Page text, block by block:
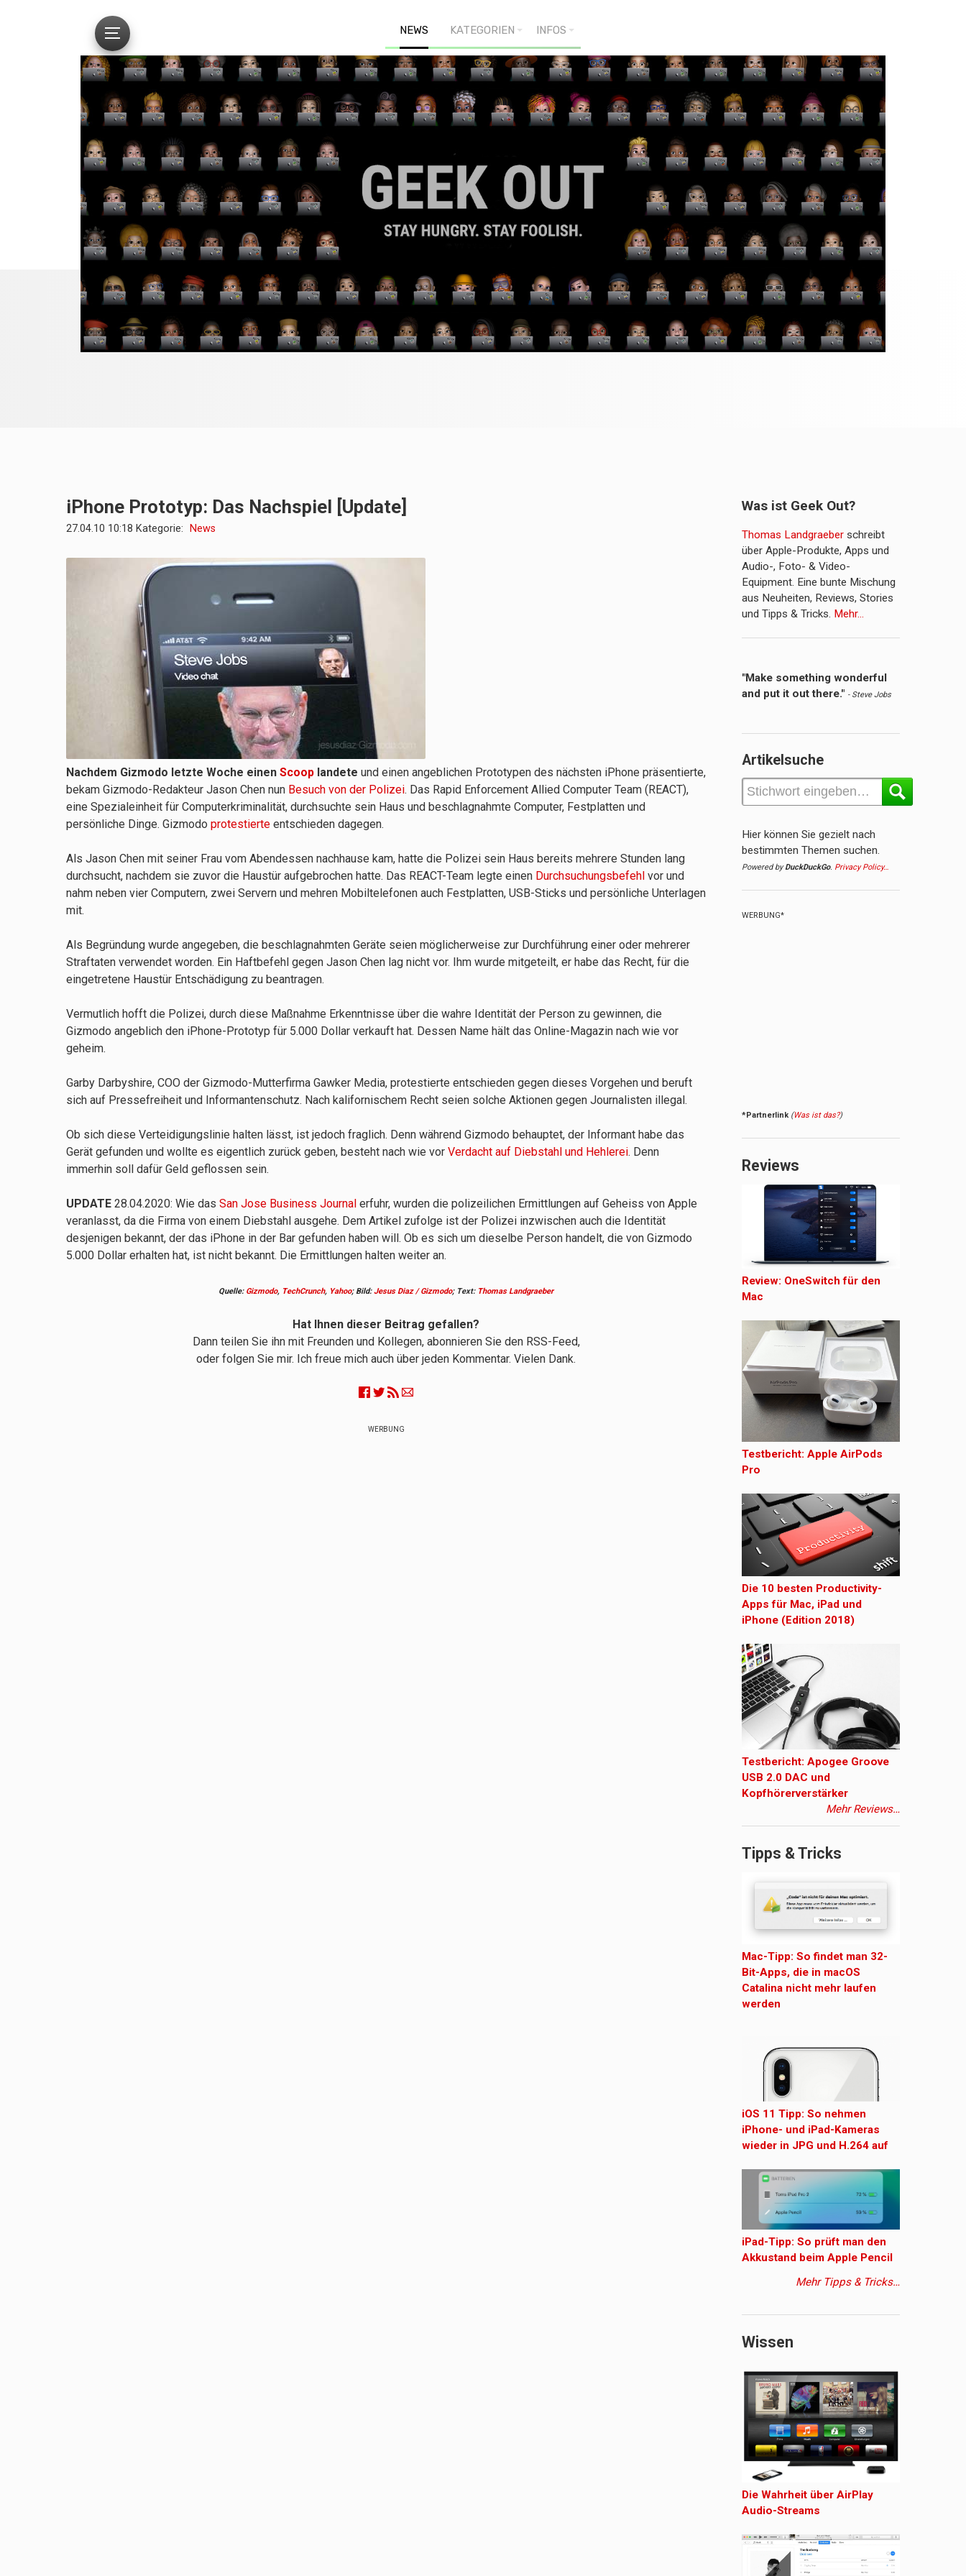
NEWS KATEGORIEN INFOS
iPhone Prototyp: Das Nachspiel [Update]
27.04.10 10:18 Kategorie: News
Nachdem Gizmodo letzte Woche einen Scoop landete und einen angeblichen Prototypen des nächsten iPhone präsentierte,
bekam Gizmodo-Redakteur Jason Chen nun Besuch von der Polizei. Das Rapid Enforcement Allied Computer Team (REACT),
eine Spezialeinheit für Computerkriminalität, durchsuchte sein Haus und beschlagnahmte Computer, Festplatten und
persönliche Dinge. Gizmodo protestierte entschieden dagegen.
Als Jason Chen mit seiner Frau vom Abendessen nachhause kam, hatte die Polizei sein Haus bereits mehrere Stunden lang
durchsucht, nachdem sie zuvor die Haustür aufgebrochen hatte. Das REACT-Team legte einen Durchsuchungsbefehl vor und
nahm neben vier Computern, zwei Servern und mehren Mobiltelefonen auch Festplatten, USB-Sticks und persönliche Unterlagen
mit.
Als Begründung wurde angegeben, die beschlagnahmten Geräte seien möglicherweise zur Durchführung einer oder mehrerer
Straftaten verwendet worden. Ein Haftbefehl gegen Jason Chen lag nicht vor. Ihm wurde mitgeteilt, er habe das Recht, für die
eingetretene Haustür Entschädigung zu beantragen.
Vermutlich hofft die Polizei, durch diese Maßnahme Erkenntnisse über die wahre Identität der Person zu gewinnen, die
Gizmodo angeblich den iPhone-Prototyp für 5.000 Dollar verkauft hat. Dessen Name hält das Online-Magazin nach wie vor
geheim.
Garby Darbyshire, COO der Gizmodo-Mutterfirma Gawker Media, protestierte entschieden gegen dieses Vorgehen und beruft
sich auf Pressefreiheit und Informantenschutz. Nach kalifornischem Recht seien solche Aktionen gegen Journalisten illegal.
Ob sich diese Verteidigungslinie halten lässt, ist jedoch fraglich. Denn während Gizmodo behauptet, der Informant habe das
Gerät gefunden und wollte es eigentlich zurück geben, besteht nach wie vor Verdacht auf Diebstahl und Hehlerei. Denn
immerhin soll dafür Geld geflossen sein.
UPDATE 28.04.2020: Wie das San Jose Business Journal erfuhr, wurden die polizeilichen Ermittlungen auf Geheiss von Apple
veranlasst, da die Firma von einem Diebstahl ausgehe. Dem Artikel zufolge ist der Polizei inzwischen auch die Identität
desjenigen bekannt, der das iPhone in der Bar gefunden haben will. Ob es sich um dieselbe Person handelt, die von Gizmodo
5.000 Dollar erhalten hat, ist nicht bekannt. Die Ermittlungen halten weiter an.
Quelle: Gizmodo, TechCrunch, Yahoo; Bild:Jesus Diaz / Gizmodo; Text: Thomas Landgraeber
Hat Ihnen dieser Beitrag gefallen?
Dann teilen Sie ihn mit Freunden und Kollegen, abonnieren Sie den RSS-Feed,
oder folgen Sie mir. Ich freue mich auch über jeden Kommentar. Vielen Dank.
WERBUNG
Was ist Geek Out?
Thomas Landgraeber schreibt
über Apple-Produkte, Apps und
Audio-, Foto- & Video-
Equipment. Eine bunte Mischung
aus Neuheiten, Reviews, Stories
und Tipps & Tricks. Mehr…
"Make something wonderful
and put it out there." - Steve Jobs
Artikelsuche
Hier können Sie gezielt nach
bestimmten Themen suchen.
Powered byDuckDuckGo. Privacy Policy…
WERBUNG*
*Partnerlink (Was ist das?)
Reviews
Review: OneSwitch für den
Mac
Testbericht: Apple AirPods
Pro
Die 10 besten Productivity-
Apps für Mac, iPad und
iPhone (Edition 2018)
Testbericht: Apogee Groove
USB 2.0 DAC und
Kopfhörerverstärker
Mehr Reviews…
Tipps & Tricks
Mac-Tipp: So findet man 32-
Bit-Apps, die in macOS
Catalina nicht mehr laufen
werden
iOS 11 Tipp: So nehmen
iPhone- und iPad-Kameras
wieder in JPG und H.264 auf
iPad-Tipp: So prüft man den
Akkustand beim Apple Pencil
Mehr Tipps & Tricks…
Wissen
Die Wahrheit über AirPlay
Audio-Streams